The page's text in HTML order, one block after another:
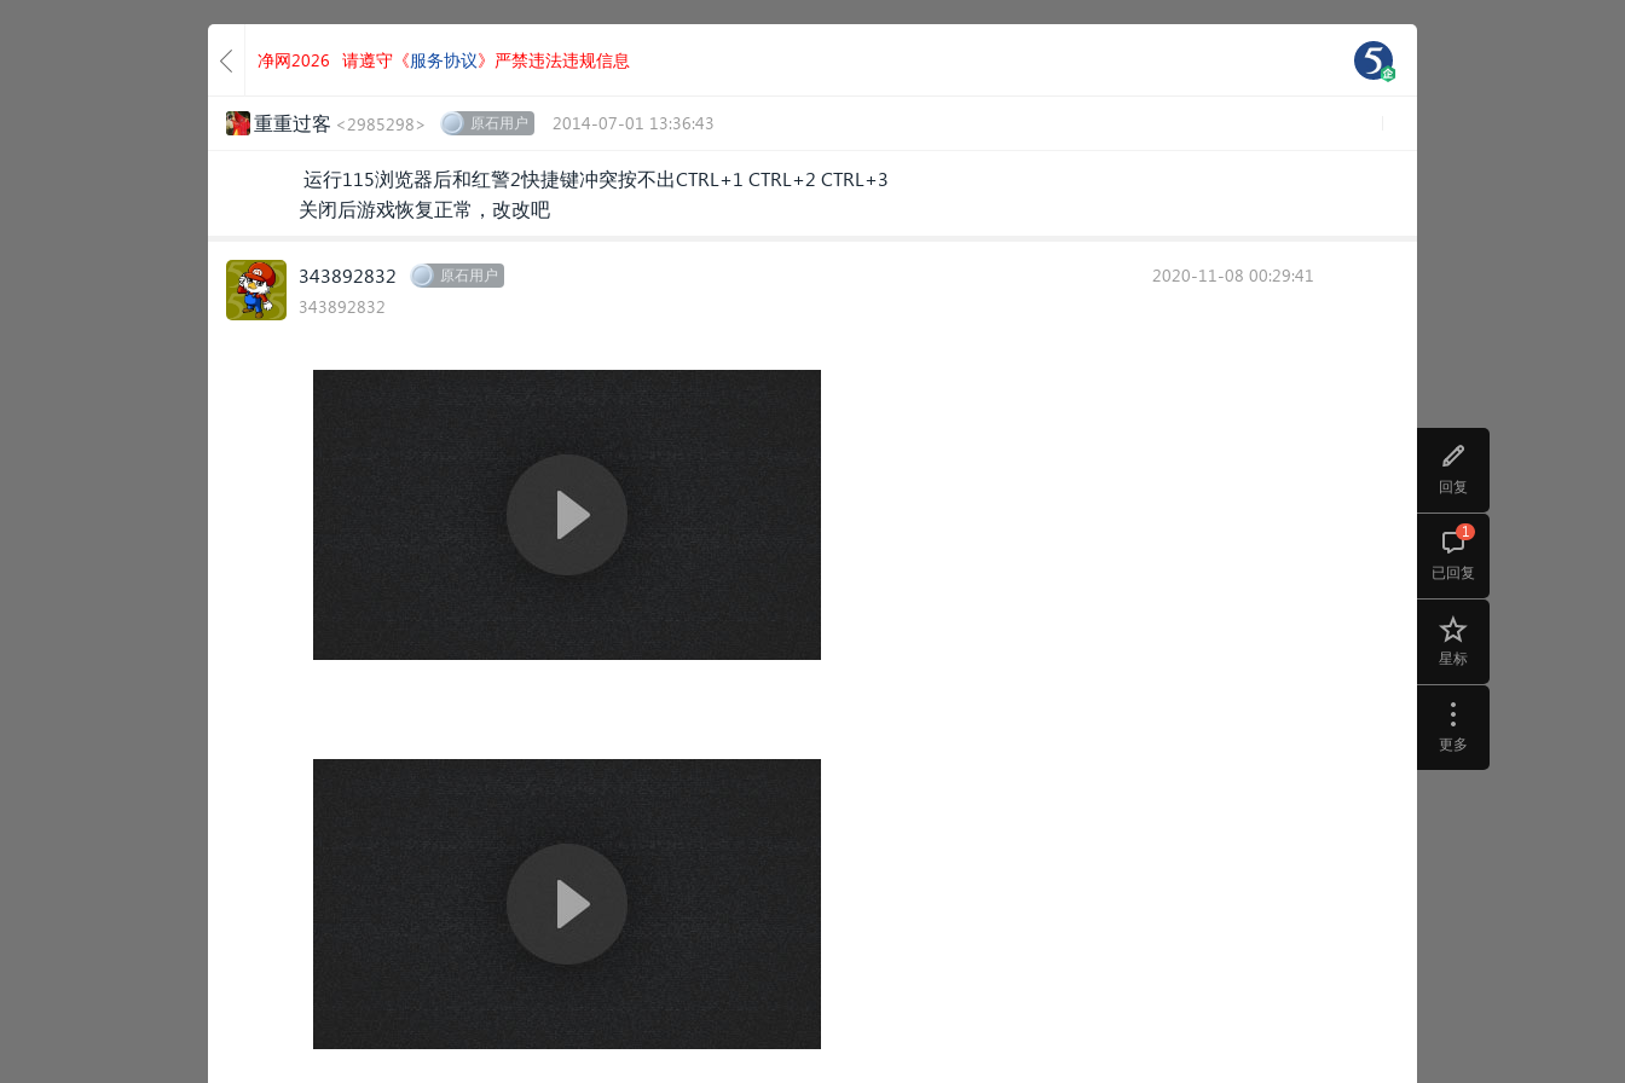
回复
已回复
1
星标
更多
净网2026 请遵守《服务协议》严禁违法违规信息
重重过客 <2985298> 原石用户 2014-07-01 13:36:43
运行115浏览器后和红警2快捷键冲突按不出CTRL+1 CTRL+2 CTRL+3
关闭后游戏恢复正常，改改吧
343892832 原石用户
343892832
2020-11-08 00:29:41